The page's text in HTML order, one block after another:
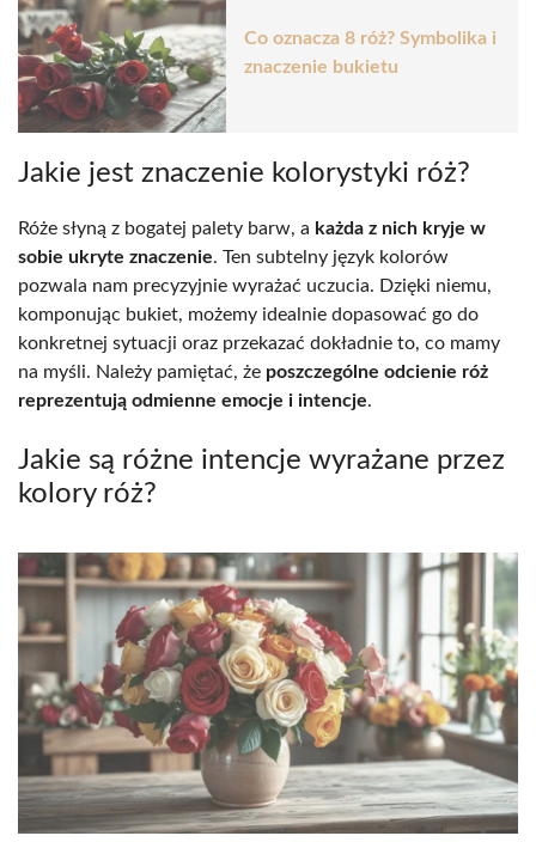
Co oznacza 8 róż? Symbolika i
znaczenie bukietu
Jakie jest znaczenie kolorystyki róż?
Róże słyną z bogatej palety barw, a każda z nich kryje w
sobie ukryte znaczenie. Ten subtelny język kolorów
pozwala nam precyzyjnie wyrażać uczucia. Dzięki niemu,
komponując bukiet, możemy idealnie dopasować go do
konkretnej sytuacji oraz przekazać dokładnie to, co mamy
na myśli. Należy pamiętać, że poszczególne odcienie róż
reprezentują odmienne emocje i intencje.
Jakie są różne intencje wyrażane przez
kolory róż?